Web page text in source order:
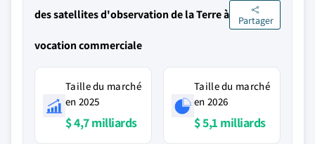
des satellites d'observation de la Terre à
vocation commerciale
Partager
Taille du marché
en 2025
$ 4,7 milliards
Taille du marché
en 2026
$ 5,1 milliards